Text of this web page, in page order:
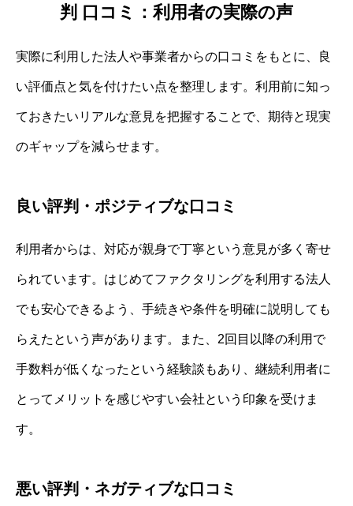
判 口コミ：利用者の実際の声
実際に利用した法人や事業者からの口コミをもとに、良
い評価点と気を付けたい点を整理します。利用前に知っ
ておきたいリアルな意見を把握することで、期待と現実
のギャップを減らせます。
良い評判・ポジティブな口コミ
利用者からは、対応が親身で丁寧という意見が多く寄せ
られています。はじめてファクタリングを利用する法人
でも安心できるよう、手続きや条件を明確に説明しても
らえたという声があります。また、2回目以降の利用で
手数料が低くなったという経験談もあり、継続利用者に
とってメリットを感じやすい会社という印象を受けま
す。
悪い評判・ネガティブな口コミ